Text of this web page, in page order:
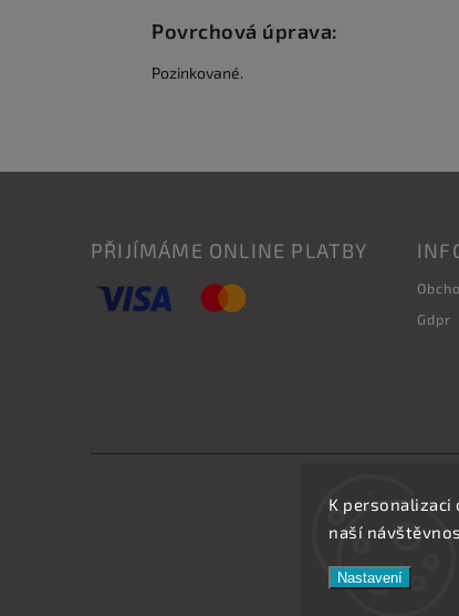
K personalizaci
naší
Nastavení
Povrchová úprava:
Pozinkované.
PŘIJÍMÁME ONLINE PLATBY
Gdpr